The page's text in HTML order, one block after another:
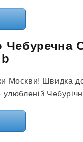
Чебуречна
Москви! Швидка
улюбленій